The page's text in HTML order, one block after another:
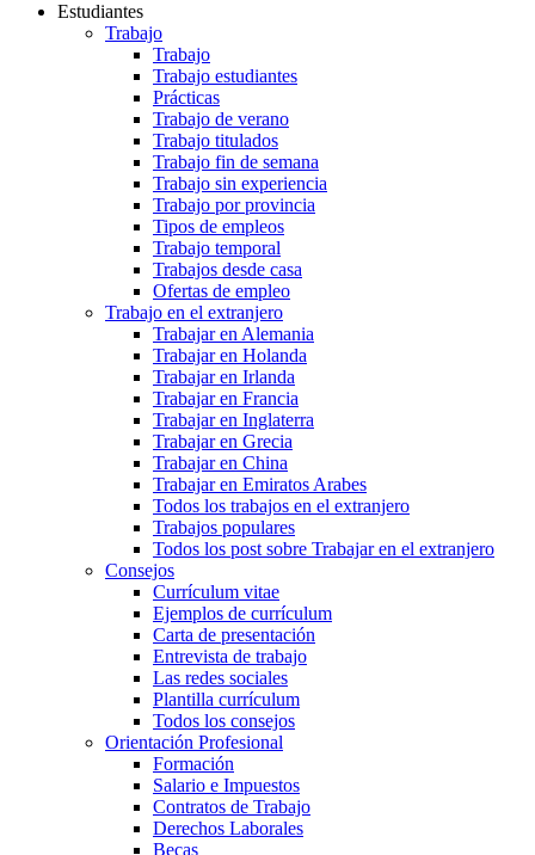
Estudiantes
Trabajo
Trabajo
Trabajo estudiantes
Prácticas
Trabajo de verano
Trabajo titulados
Trabajo fin de semana
Trabajo sin experiencia
Trabajo por provincia
Tipos de empleos
Trabajo temporal
Trabajos desde casa
Ofertas de empleo
Trabajo en el extranjero
Trabajar en Alemania
Trabajar en Holanda
Trabajar en Irlanda
Trabajar en Francia
Trabajar en Inglaterra
Trabajar en Grecia
Trabajar en China
Trabajar en Emiratos Arabes
Todos los trabajos en el extranjero
Trabajos populares
Todos los post sobre Trabajar en el extranjero
Consejos
Currículum vitae
Ejemplos de currículum
Carta de presentación
Entrevista de trabajo
Las redes sociales
Plantilla currículum
Todos los consejos
Orientación Profesional
Formación
Salario e Impuestos
Contratos de Trabajo
Derechos Laborales
Becas